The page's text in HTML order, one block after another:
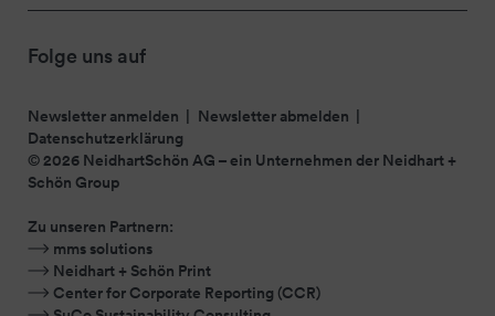
Folge uns auf
Newsletter anmelden
Newsletter abmelden
Datenschutzerklärung
© 2026 NeidhartSchön AG – ein Unternehmen der Neidhart +
Schön Group
Zu unseren Partnern:
mms solutions
Neidhart + Schön Print
Center for Corporate Reporting (CCR)